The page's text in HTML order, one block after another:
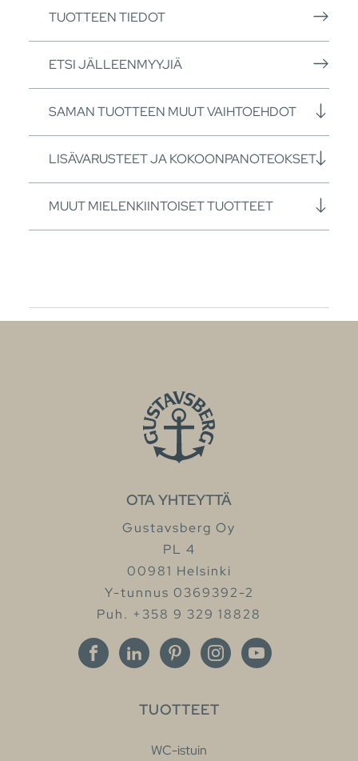
TUOTTEEN TIEDOT
ETSI JÄLLEENMYYJIÄ
SAMAN TUOTTEEN MUUT VAIHTOEHDOT
LISÄVARUSTEET JA KOKOONPANOTEOKSET
MUUT MIELENKIINTOISET TUOTTEET
OTA YHTEYTTÄ
Gustavsberg Oy
PL 4
00981 Helsinki
Y-tunnus 0369392-2
Puh. +358 9 329 18828
TUOTTEET
WC-istuin